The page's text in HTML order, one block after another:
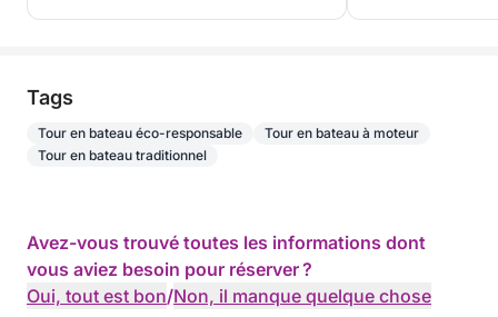
Tags
Tour en bateau éco-responsable
Tour en bateau à moteur
Tour en bateau traditionnel
Avez-vous trouvé toutes les informations dont
vous aviez besoin pour réserver ?
Oui, tout est bon/Non, il manque quelque chose